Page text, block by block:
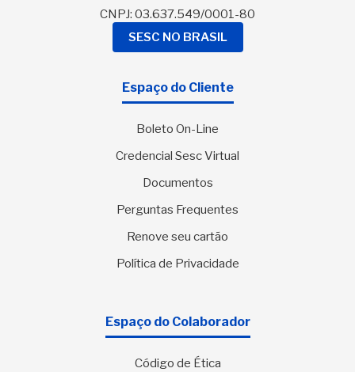
CNPJ: 03.637.549/0001-80
SESC NO BRASIL
Espaço do Cliente
Boleto On-Line
Credencial Sesc Virtual
Documentos
Perguntas Frequentes
Renove seu cartão
Política de Privacidade
Espaço do Colaborador
Código de Ética